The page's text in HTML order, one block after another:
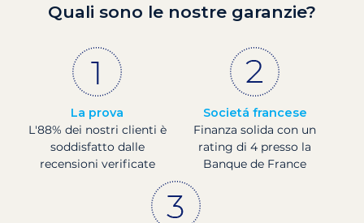
Quali sono le nostre garanzie?
La prova
L'88% dei nostri clienti è
soddisfatto dalle
recensioni verificate
Societá francese
Finanza solida con un
rating di 4 presso la
Banque de France